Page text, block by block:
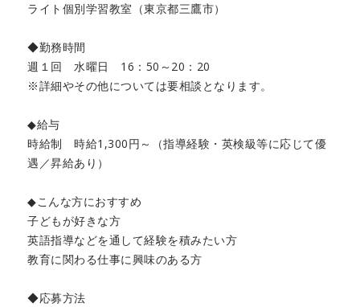
ライト個別学習教室（東京都三鷹市）
◆勤務時間
週１回 水曜日 16：50～20：20
※詳細やその他については要相談となります。
◆給与
時給制 時給1,300円～（指導経験・英検級等に応じて優
遇／昇給あり）
◆こんな方におすすめ
子どもが好きな方
英語指導などを通して経験を積みたい方
教育に関わる仕事に興味のある方
◆応募方法